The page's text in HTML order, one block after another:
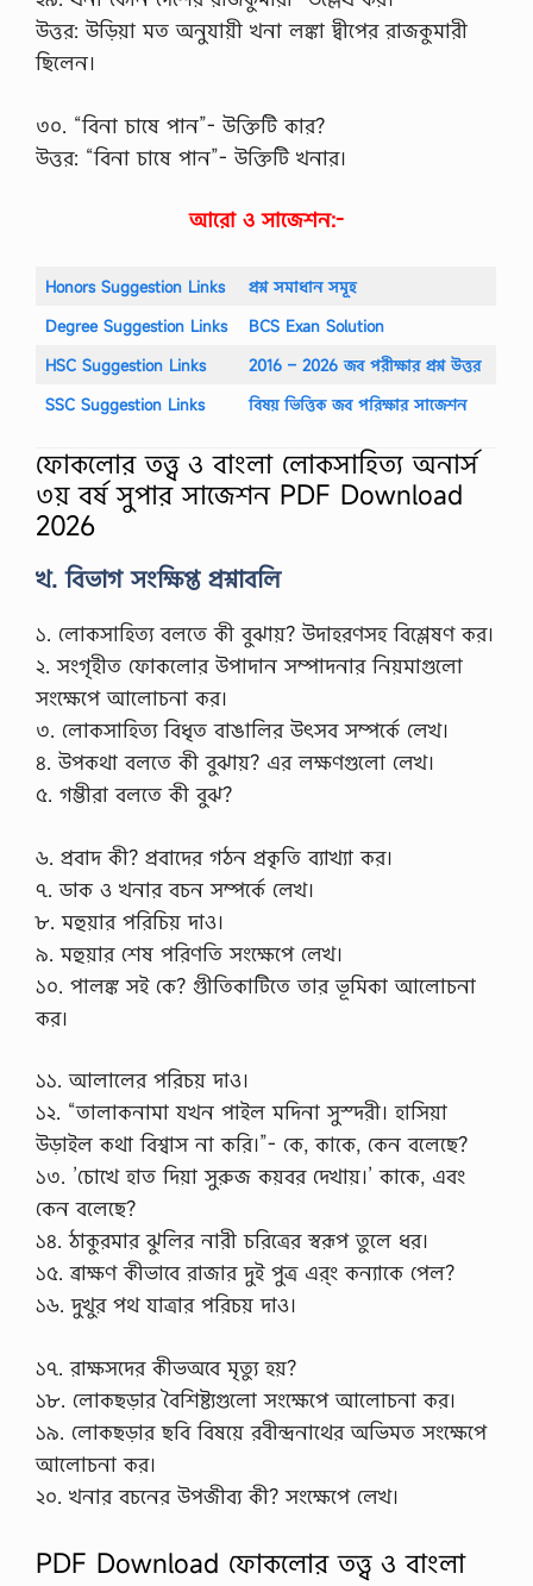
উত্তর: উড়িয়া মত অনুযায়ী খনা লঙ্কা দ্বীপের রাজকুমারী
ছিলেন।
৩০. “বিনা চাষে পান”- উক্তিটি কার?
উত্তর: “বিনা চাষে পান”- উক্তিটি খনার।
আরো ও সাজেশন:-
Honors Suggestion Links
প্রশ্ন সমাধান সমূহ
Degree Suggestion Links
BCS Exan Solution
HSC Suggestion Links
2016 – 2026 জব পরীক্ষার প্রশ্ন উত্তর
SSC Suggestion Links
বিষয় ভিত্তিক জব পরিক্ষার সাজেশন
ফোকলোর তত্ত্ব ও বাংলা লোকসাহিত্য অনার্স
৩য় বর্ষ সুপার সাজেশন PDF Download
2026
খ. বিভাগ সংক্ষিপ্ত প্রশ্নাবলি
১. লোকসাহিত্য বলতে কী বুঝায়? উদাহরণসহ বিশ্লেষণ কর।
২. সংগৃহীত ফোকলোর উপাদান সম্পাদনার নিয়মাগুলো
সংক্ষেপে আলোচনা কর।
৩. লোকসাহিত্য বিধৃত বাঙালির উৎসব সম্পর্কে লেখ।
৪. উপকথা বলতে কী বুঝায়? এর লক্ষণগুলো লেখ।
৫. গম্ভীরা বলতে কী বুঝ?
৬. প্রবাদ কী? প্রবাদের গঠন প্রকৃতি ব্যাখ্যা কর।
৭. ডাক ও খনার বচন সম্পর্কে লেখ।
৮. মহুয়ার পরিচিয় দাও।
৯. মহুয়ার শেষ পরিণতি সংক্ষেপে লেখ।
১০. পালঙ্ক সই কে? গীুতিকাটিতে তার ভূমিকা আলোচনা
কর।
১১. আলালের পরিচয় দাও।
১২. “তালাকনামা যখন পাইল মদিনা সুস্দরী। হাসিয়া
উড়াইল কথা বিশ্বাস না করি।”- কে, কাকে, কেন বলেছে?
১৩. ’চোখে হাত দিয়া সুরুজ কয়বর দেখায়।’ কাকে, এবং
কেন বলেছে?
১৪. ঠাকুরমার ঝুলির নারী চরিত্রের স্বরূপ তুলে ধর।
১৫. ব্রাক্ষণ কীভাবে রাজার দুই পুত্র এর্ং কন্যাকে পেল?
১৬. দুখুর পথ যাত্রার পরিচয় দাও।
১৭. রাক্ষসদের কীভঅবে মৃত্যু হয়?
১৮. লোকছড়ার বৈশিষ্ট্যগুলো সংক্ষেপে আলোচনা কর।
১৯. লোকছড়ার ছবি বিষয়ে রবীন্দ্রনাথের অভিমত সংক্ষেপে
আলোচনা কর।
২০. খনার বচনের উপজীব্য কী? সংক্ষেপে লেখ।
PDF Download ফোকলোর তত্ত্ব ও বাংলা